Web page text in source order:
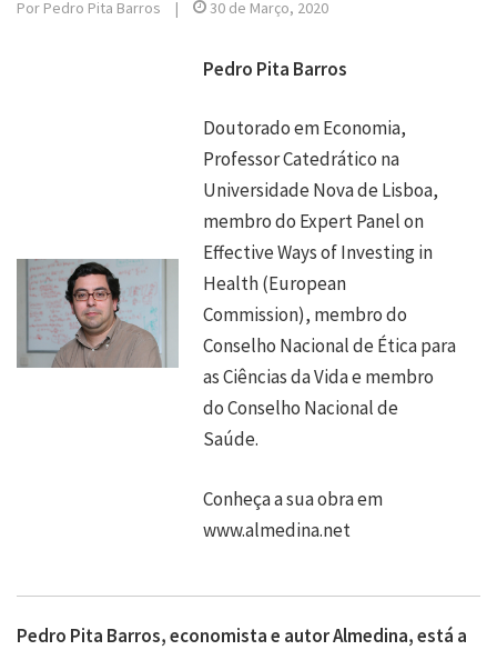
Por Pedro Pita Barros | 30 de Março, 2020
Pedro Pita Barros
Doutorado em Economia,
Professor Catedrático na
Universidade Nova de Lisboa,
membro do Expert Panel on
Effective Ways of Investing in
Health (European
Commission), membro do
Conselho Nacional de Ética para
as Ciências da Vida e membro
do Conselho Nacional de
Saúde.
Conheça a sua obra em
www.almedina.net
Pedro Pita Barros, economista e autor Almedina, está a